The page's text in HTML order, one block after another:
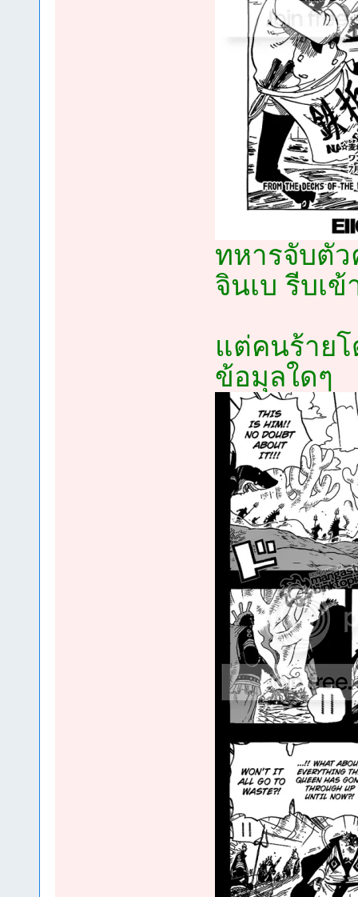
ทหารจับตัว
จินเบ รีบเ
แต่คนร้ายโ
ข้อมุลใดๆ